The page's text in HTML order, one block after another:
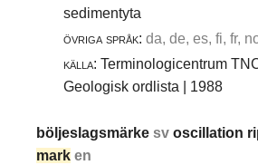
sedimentyta
övriga språk: da, de, es, fi, fr,
källa: Terminologicentrum
Geologisk ordlista | 1988
böljeslagsmärkesvoscillation
mark en